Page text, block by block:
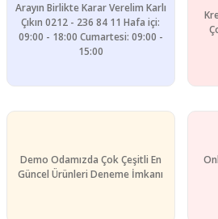
Arayın Birlikte Karar Verelim Karlı
Çıkın 0212 - 236 84 11 Hafa içi:
09:00 - 18:00 Cumartesi: 09:00 -
15:00
Demo Odamızda Çok Çeşitli En
Güncel Ürünleri Deneme İmkanı